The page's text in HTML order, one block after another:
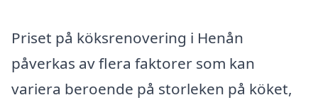
Priset på köksrenovering i Henån
påverkas av flera faktorer som kan
variera beroende på storleken på köket,